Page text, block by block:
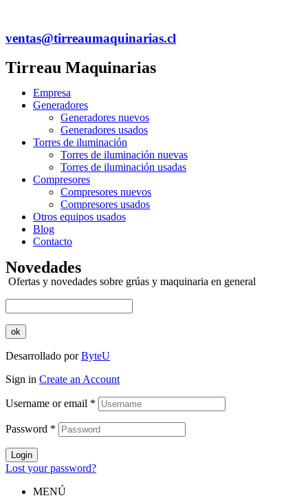
ventas@tirreaumaquinarias.cl
Tirreau Maquinarias
Menú
Empresa
Generadores
Generadores nuevos
Generadores usados
Torres de iluminación
Torres de iluminación nuevas
Torres de iluminación usadas
Compresores
Compresores nuevos
Compresores usados
Otros equipos usados
Blog
Contacto
Menú
Novedades
Ofertas y novedades sobre grúas y maquinaria en general
ok
Desarrollado porByteU
Sign in Create an Account
Username or email *
Password *
Login
Lost your password?
MENÚ